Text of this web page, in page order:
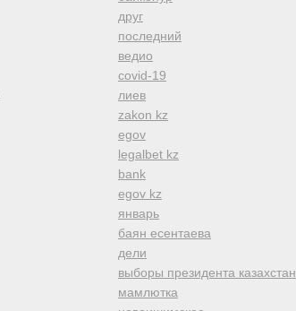
друг
последний
ведио
covid-19
лиев
zakon kz
egov
legalbet kz
bank
egov kz
январь
баян есентаева
дели
выборы президента казахстан
мамлютка